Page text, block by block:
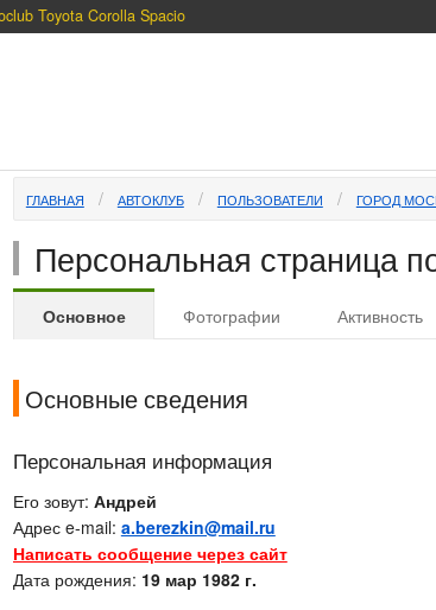
Toyota Corolla Spacio
ГЛАВНАЯ АВТОКЛУБ ПОЛЬЗОВАТЕЛИ ГОРОД
Персональная страница
Основное Фотографии Активность
Основные сведения
Персональная информация
Его зовут: Андрей
Адрес e-mail: a.berezkin@mail.ru
Написать сообщение через сайт
Дата рождения: 19 мар 1982 г.